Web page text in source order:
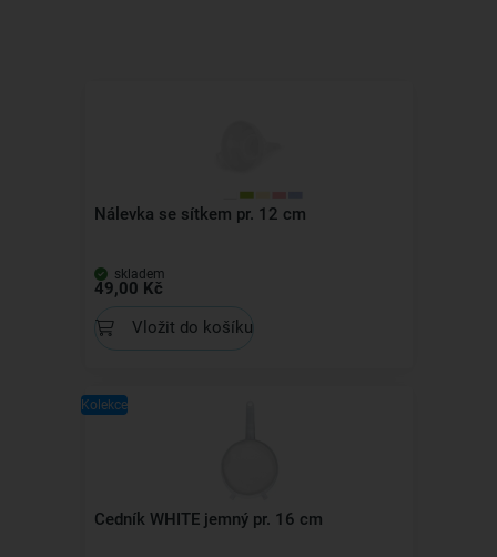
Nálevka se sítkem pr. 12 cm
skladem
49,00 Kč
Vložit do košíku
Kolekce
Cedník WHITE jemný pr. 16 cm